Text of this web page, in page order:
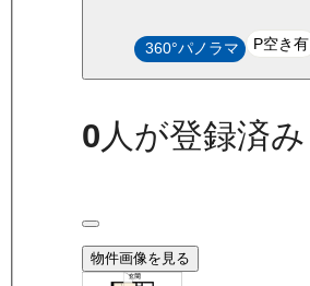
360°パノラマ P空き有
0人が登録済み
物件画像を見る